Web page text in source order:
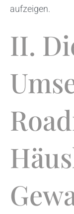
aufzeigen.
II.